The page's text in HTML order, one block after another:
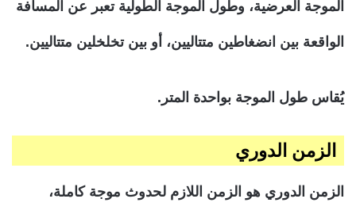
الموجة العرضية، وطول الموجة الطولية تعبر عن المسافة
الواقعة بين انضغاطين متتاليين، أو بين تخلخلين متتاليين.
يُقاس طول الموجة بواحدة المتر.
الزمن الدوري
الزمن الدوري هو الزمن اللازم لحدوث موجة كاملة،